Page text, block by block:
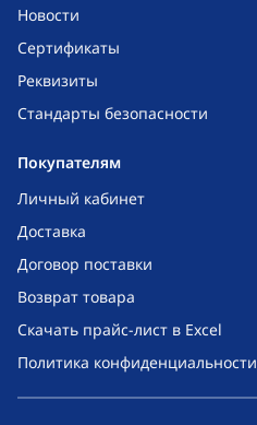
Новости
Сертификаты
Реквизиты
Стандарты безопасности
Покупателям
Личный кабинет
Доставка
Договор поставки
Возврат товара
Скачать прайс-лист в Excel
Политика конфиденциальности